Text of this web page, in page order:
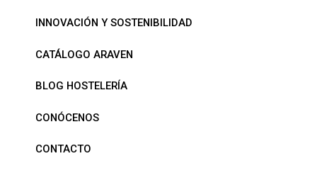
INNOVACIÓN Y SOSTENIBILIDAD
CATÁLOGO ARAVEN
BLOG HOSTELERÍA
CONÓCENOS
CONTACTO